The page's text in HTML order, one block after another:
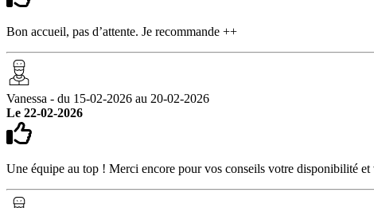
Bon accueil, pas d’attente. Je recommande ++
Vanessa - du 15-02-2026 au 20-02-2026
Le 22-02-2026
Une équipe au top ! Merci encore pour vos conseils votre disponibilité et